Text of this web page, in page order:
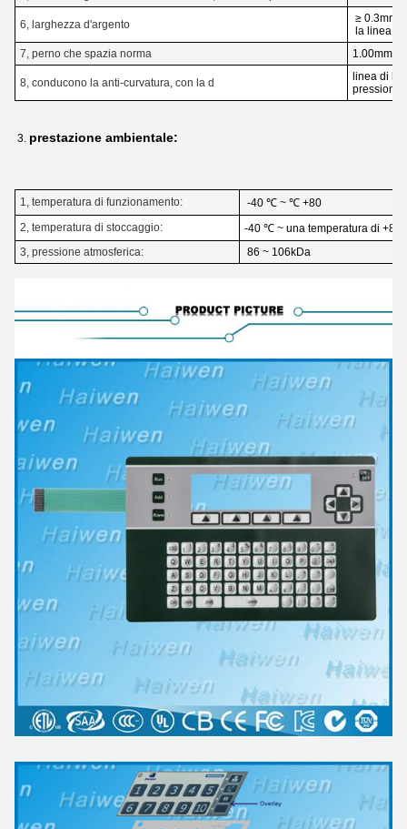
6, larghezza d'argento
≥ 0.3mm,
la linea
7, perno che spazia norma
1.00mm
8, conducono la anti-curvatura, con la d
linea di
pressione
3. prestazione ambientale:
1, temperatura di funzionamento:
-40 ℃ ~ ℃ +80
2, temperatura di stoccaggio:
-40 ℃ ~ una temperatura di +85
3, pressione atmosferica:
86 ~ 106kDa